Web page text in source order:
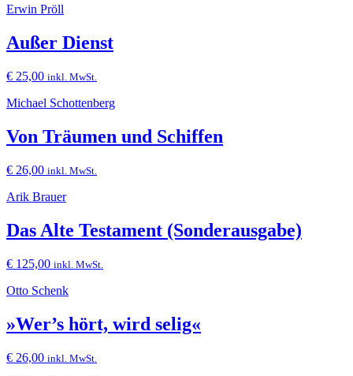
Erwin Pröll
Außer Dienst
€ 25,00 inkl. MwSt.
Michael Schottenberg
Von Träumen und Schiffen
€ 26,00 inkl. MwSt.
Arik Brauer
Das Alte Testament (Sonderausgabe)
€ 125,00 inkl. MwSt.
Otto Schenk
»Wer’s hört, wird selig«
€ 26,00 inkl. MwSt.